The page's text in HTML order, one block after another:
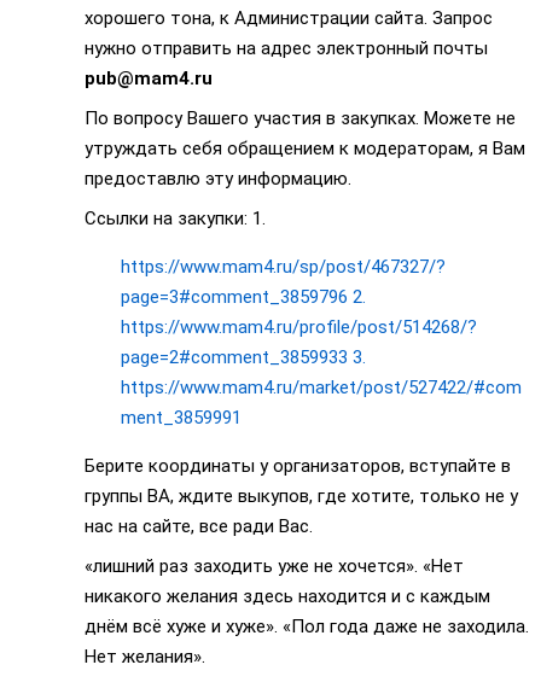
хорошего тона, к Администрации сайта. Запрос
нужно отправить на адрес электронный почты
pub@mam4.ru
По вопросу Вашего участия в закупках. Можете не
утруждать себя обращением к модераторам, я Вам
предоставлю эту информацию.
Ссылки на закупки: 1.
https://www.mam4.ru/sp/post/467327/?
page=3#comment_3859796 2.
https://www.mam4.ru/profile/post/514268/?
page=2#comment_3859933 3.
https://www.mam4.ru/market/post/527422/#com
ment_3859991
Берите координаты у организаторов, вступайте в
группы ВА, ждите выкупов, где хотите, только не у
нас на сайте, все ради Вас.
«лишний раз заходить уже не хочется». «Нет
никакого желания здесь находится и с каждым
днём всё хуже и хуже». «Пол года даже не заходила.
Нет желания».